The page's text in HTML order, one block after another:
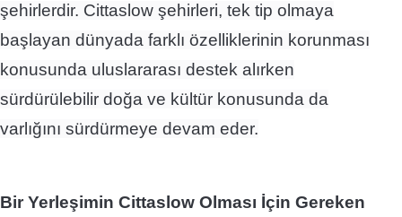
şehirlerdir. Cittaslow şehirleri, tek tip olmaya
başlayan dünyada farklı özelliklerinin korunması
konusunda uluslararası destek alırken
sürdürülebilir doğa ve kültür konusunda da
varlığını sürdürmeye devam eder.
Bir Yerleşimin Cittaslow Olması İçin Gereken